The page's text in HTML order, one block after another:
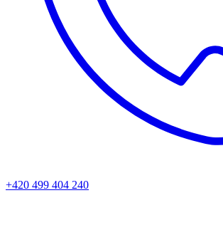
+420 499 404 240